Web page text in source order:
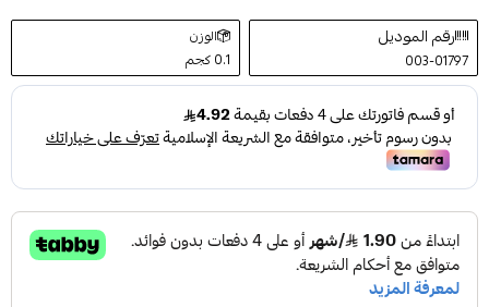
رقم الموديل
003-01797
الوزن
0.1 كجم